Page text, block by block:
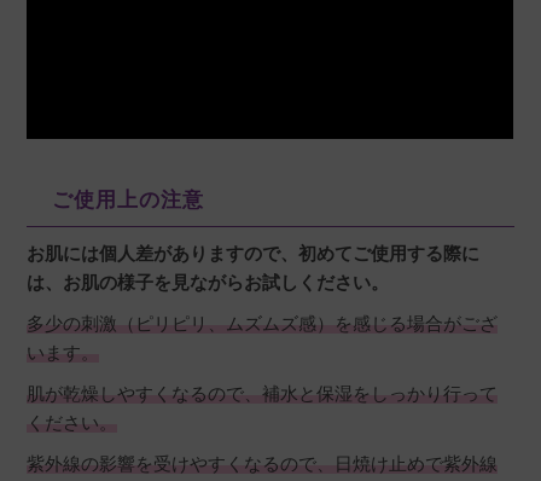
ご使用上の注意
お肌には個人差がありますので、初めてご使用する際に
は、お肌の様子を見ながらお試しください。
多少の刺激（ピリピリ、ムズムズ感）を感じる場合がござ
います。
肌が乾燥しやすくなるので、補水と保湿をしっかり行って
ください。
紫外線の影響を受けやすくなるので、日焼け止めで紫外線